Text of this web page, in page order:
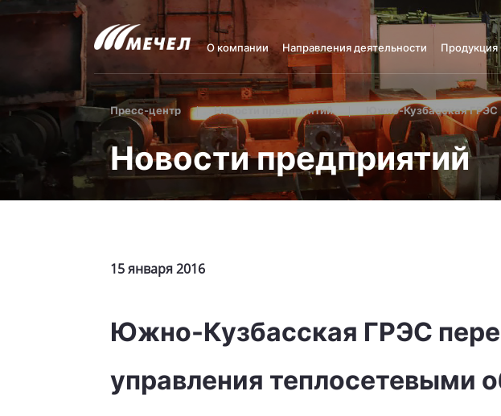
О компании Направления деятельности Продукция
Пресс-центр Новости предприятий Южно-Кузбасская ГРЭС
Новости предприятий
15 января 2016
Южно-Кузбаcская ГРЭС
управления теплосетевыми